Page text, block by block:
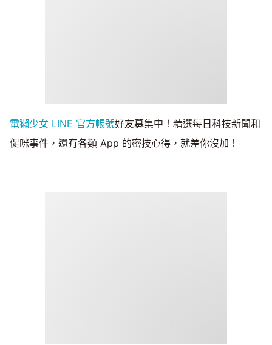
電獺少女 LINE 官方帳號好友募集中！精選每日科技新聞和
促咪事件，還有各類 App 的密技心得，就差你沒加！